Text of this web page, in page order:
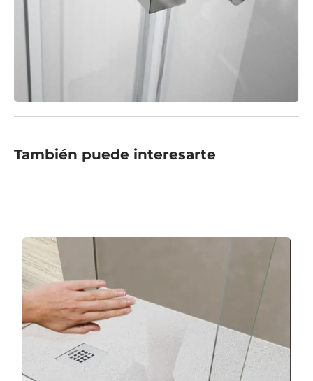
También puede interesarte